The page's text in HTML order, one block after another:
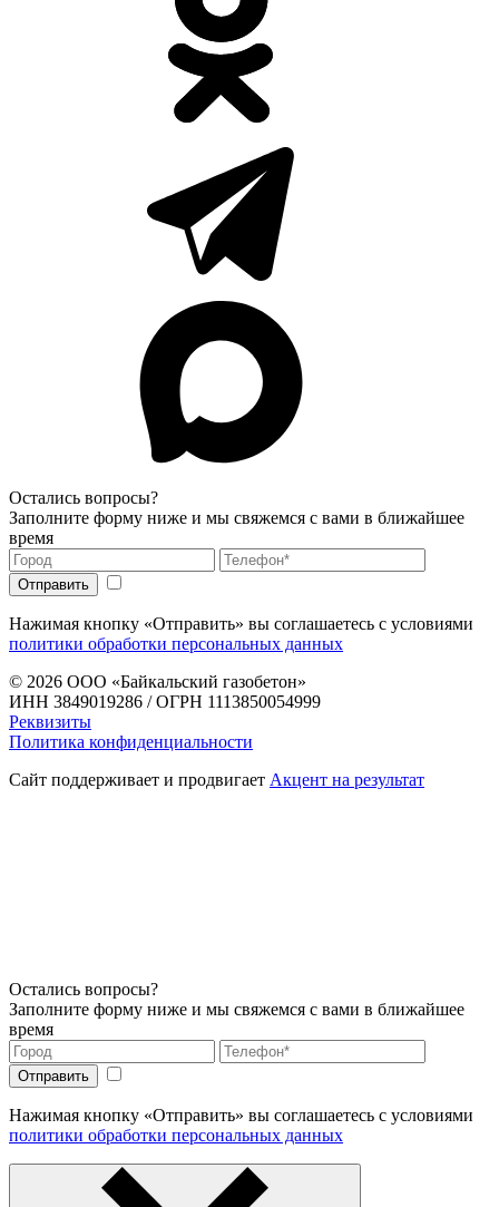
Остались вопросы?
Заполните форму ниже и мы свяжемся с вами в ближайшее
время
Нажимая кнопку «Отправить» вы соглашаетесь с условиями
политики обработки персональных данных
© 2026 ООО «Байкальский газобетон»
ИНН 3849019286 / ОГРН 1113850054999
Реквизиты
Политика конфиденциальности
Сайт поддерживает и продвигает Акцент на результат
Остались вопросы?
Заполните форму ниже и мы свяжемся с вами в ближайшее
время
Нажимая кнопку «Отправить» вы соглашаетесь с условиями
политики обработки персональных данных